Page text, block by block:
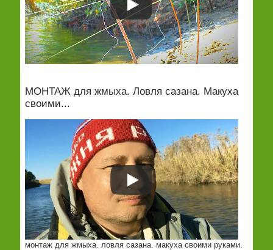
МОНТАЖ для жмыха. Ловля сазана. Макуха
своими...
монтаж для жмыха. ловля сазана. макуха своими руками.